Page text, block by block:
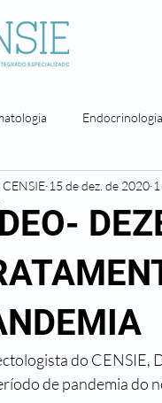
Nutrição
Cirurgia geral
CENSIE 15 de dez. de 2020
do CENSIE,
de pandemia do